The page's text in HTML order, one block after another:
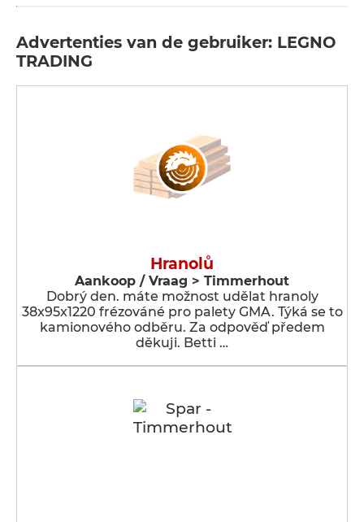
Advertenties van de gebruiker: LEGNO
TRADING
Hranolů
Aankoop / Vraag > Timmerhout
Dobrý den. máte možnost udělat hranoly
38x95x1220 frézováné pro palety GMA. Týká se to
kamionového odběru. Za odpověď předem
děkuji. Betti …